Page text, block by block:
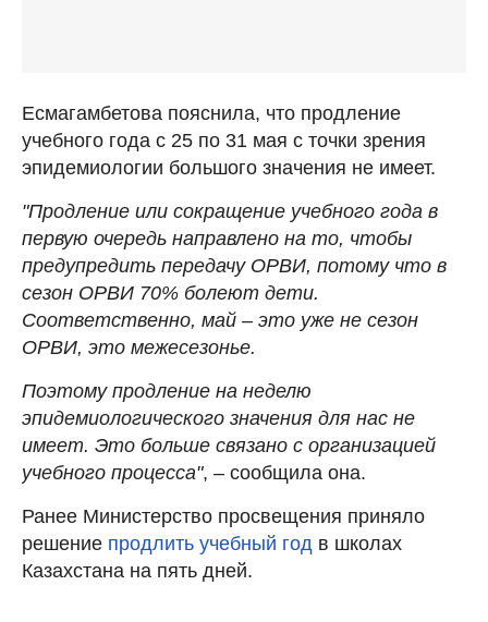
Есмагамбетова пояснила, что продление
учебного года с 25 по 31 мая с точки зрения
эпидемиологии большого значения не имеет.
"Продление или сокращение учебного года в
первую очередь направлено на то, чтобы
предупредить передачу ОРВИ, потому что в
сезон ОРВИ 70% болеют дети.
Соответственно, май – это уже не сезон
ОРВИ, это межесезонье.
Поэтому продление на неделю
эпидемиологического значения для нас не
имеет. Это больше связано с организацией
учебного процесса", – сообщила она.
Ранее Министерство просвещения приняло
решение продлить учебный год в школах
Казахстана на пять дней.